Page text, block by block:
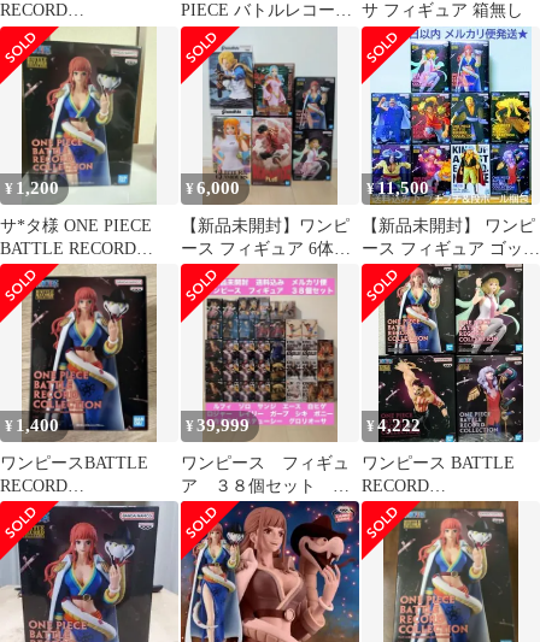
RECORD
COLLECTION 3個［14
時価格］
PIECE バトルレコード
コレクション フィギュ
ア GLOIRE
サ フィギュア 箱無し
¥ 1,200
サ*タ様 ONE PIECE
BATTLE RECORD
COLLECTION
¥6,000
【新品未開封】ワンピ
ース フィギュア 6体セ
ット サボ ルフィ ナミ
他
¥11,500
【新品未開封】 ワンピ
ース フィギュア ゴッド
バレー 10種セット
¥ 1,400
ワンピースBATTLE
RECORD
COLLECTION
GLORIOSA
¥39,999
ワンピース フィギュ
ア ３８個セット
ONE PIECE
¥4,222
ワンピース BATTLE
RECORD
COLLECTION フィギ
ュア セット